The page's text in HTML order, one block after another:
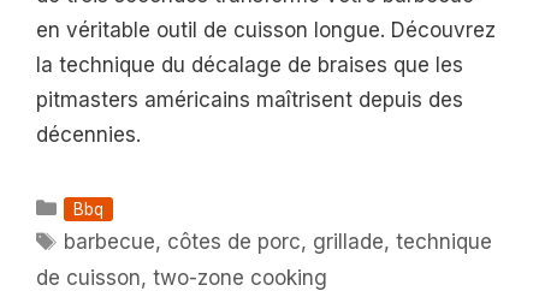
en véritable outil de cuisson longue. Découvrez
la technique du décalage de braises que les
pitmasters américains maîtrisent depuis des
décennies.
Catégories
Bbq
Étiquettes
barbecue, côtes de porc, grillade,technique
de cuisson, two-zone cooking